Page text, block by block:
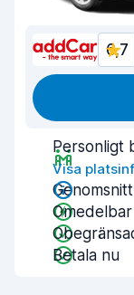
6,7
Personligt
Visa
Betala nu